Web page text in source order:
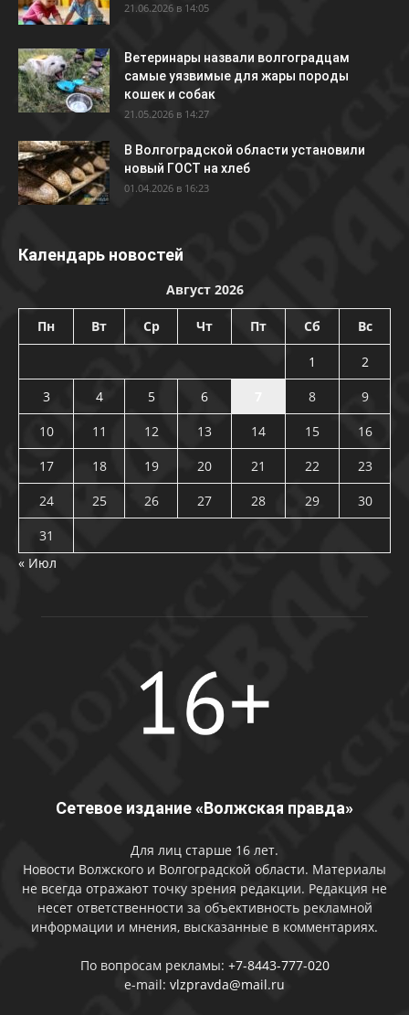
21.06.2026 в 14:05
Ветеринары назвали волгоградцам
самые уязвимые для жары породы
кошек и собак
21.05.2026 в 14:27
В Волгоградской области установили
новый ГОСТ на хлеб
01.04.2026 в 16:23
Календарь новостей
Август 2026
Пн Вт Ср Чт Пт Сб Вс
1
2
3
4 5 6 8
9
10
11 12 13 14 15
16
17
18 19 20 21 22
23
24
25 26 27 28 29
30
31
« Июл
Сетевое издание «Волжская правда»
Для лиц старше 16 лет.
Новости Волжского и Волгоградской области. Материалы
не всегда отражают точку зрения редакции. Редакция не
несет ответственности за объективность рекламной
информации и мнения, высказанные в комментариях.
По вопросам рекламы: +7-8443-777-020
e-mail: vlzpravda@mail.ru